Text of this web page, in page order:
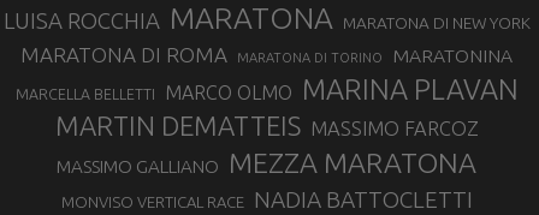
LUISA ROCCHIA MARATONA MARATONA DI NEW YORK
MARATONA DI ROMA MARATONA DI TORINO MARATONINA
MARCELLA BELLETTI MARCO OLMO MARINA PLAVAN
MARTIN DEMATTEIS MASSIMO FARCOZ
MASSIMO GALLIANO MEZZA MARATONA
MONVISO VERTICAL RACE NADIA BATTOCLETTI